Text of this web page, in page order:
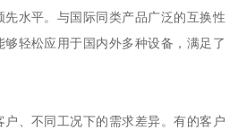
水平。与国际同类产品广泛的互换性
轻松应用于国内外多种设备，满足了
、不同工况下的需求差异。有的客户